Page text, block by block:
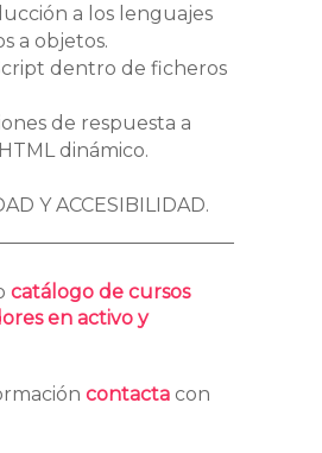
a los lenguajes
a objetos.
dentro de ficheros
de respuesta a
dinámico.
Y ACCESIBILIDAD.
catálogo de cursos
en activo y
contacta con